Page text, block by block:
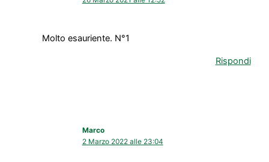
Molto esauriente. N°1
Rispondi
Marco
2 Marzo 2022 alle 23:04